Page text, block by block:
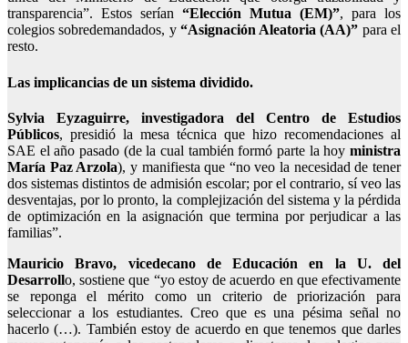
transparencia”. Estos serían “Elección Mutua (EM)”, para los
colegios sobredemandados, y “Asignación Aleatoria (AA)” para el
resto.
Las implicancias de un sistema dividido.
Sylvia Eyzaguirre, investigadora del Centro de Estudios
Públicos, presidió la mesa técnica que hizo recomendaciones al
SAE el año pasado (de la cual también formó parte la hoy ministra
María Paz Arzola), y manifiesta que “no veo la necesidad de tener
dos sistemas distintos de admisión escolar; por el contrario, sí veo las
desventajas, por lo pronto, la complejización del sistema y la pérdida
de optimización en la asignación que termina por perjudicar a las
familias”.
Mauricio Bravo, vicedecano de Educación en la U. del
Desarrollo, sostiene que “yo estoy de acuerdo en que efectivamente
se reponga el mérito como un criterio de priorización para
seleccionar a los estudiantes. Creo que es una pésima señal no
hacerlo (…). También estoy de acuerdo en que tenemos que darles